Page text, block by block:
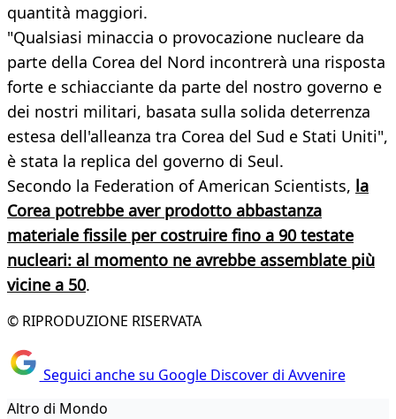
quantità maggiori.
"Qualsiasi minaccia o provocazione nucleare da
parte della Corea del Nord incontrerà una risposta
forte e schiacciante da parte del nostro governo e
dei nostri militari, basata sulla solida deterrenza
estesa dell'alleanza tra Corea del Sud e Stati Uniti",
è stata la replica del governo di Seul.
Secondo la Federation of American Scientists, la
Corea potrebbe aver prodotto abbastanza
materiale fissile per costruire fino a 90 testate
nucleari: al momento ne avrebbe assemblate più
vicine a 50.
© RIPRODUZIONE RISERVATA
Seguici anche su Google Discover di Avvenire
Altro di Mondo